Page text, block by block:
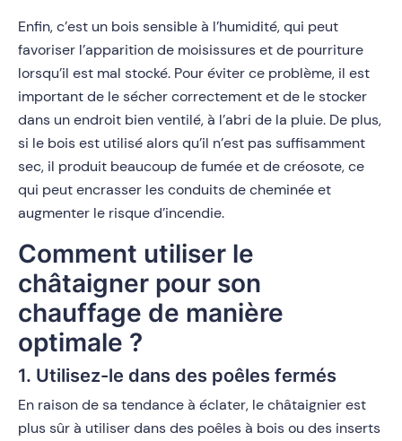
Enfin, c’est un bois sensible à l’humidité, qui peut
favoriser l’apparition de moisissures et de pourriture
lorsqu’il est mal stocké. Pour éviter ce problème, il est
important de le sécher correctement et de le stocker
dans un endroit bien ventilé, à l’abri de la pluie. De plus,
si le bois est utilisé alors qu’il n’est pas suffisamment
sec, il produit beaucoup de fumée et de créosote, ce
qui peut encrasser les conduits de cheminée et
augmenter le risque d’incendie.
Comment utiliser le
châtaigner pour son
chauffage de manière
optimale ?
1. Utilisez-le dans des poêles fermés
En raison de sa tendance à éclater, le châtaignier est
plus sûr à utiliser dans des poêles à bois ou des inserts